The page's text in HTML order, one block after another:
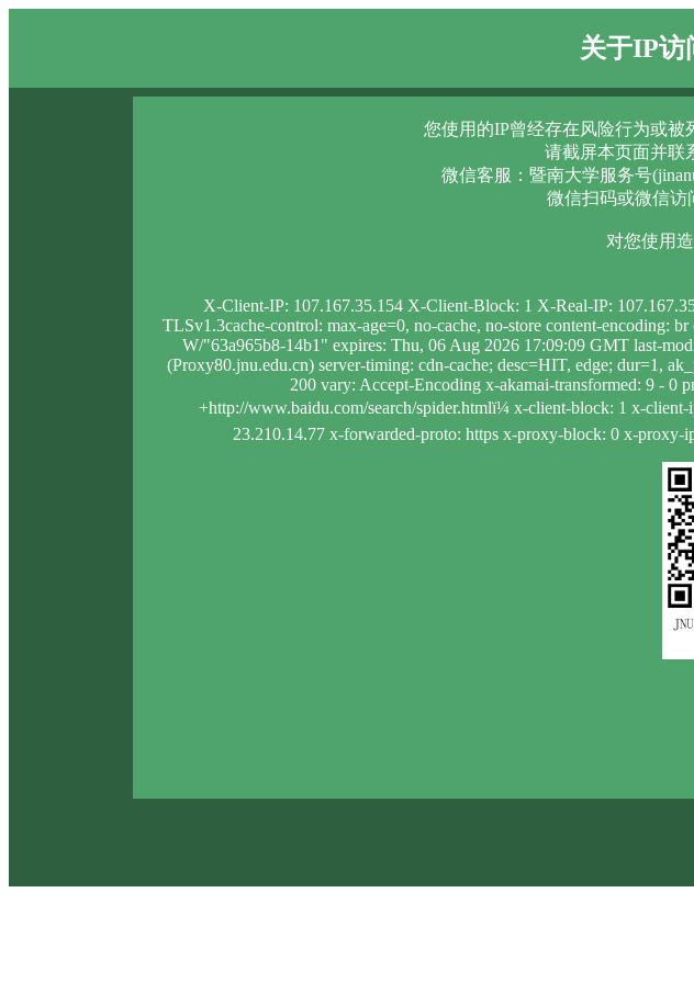
关于IP访
您使用的IP曾经存在风险行为或被
请截屏本页面并联
微信客服：暨南大学服务号
微信扫码或微信访
对您使用
X-Client-IP: 107.167.35.154 X-Client-Block: 1 X-Real-IP:
TLSv1.3cache-control: max-age=0, no-cache, no-store content-encoding:
W/"63a965b8-14b1" expires: Thu, 06 Aug 2026 17:09:09 GMT last-
(Proxy80.jnu.edu.cn) server-timing: cdn-cache; desc=HIT, edge; dur=1,
200 vary: Accept-Encoding x-akamai-transformed: 9 - 0
+http://www.baidu.com/search/spider.htmlï¼ x-client-block: 1 x-
23.210.14.77 x-forwarded-proto: https x-proxy-block: 0 x-